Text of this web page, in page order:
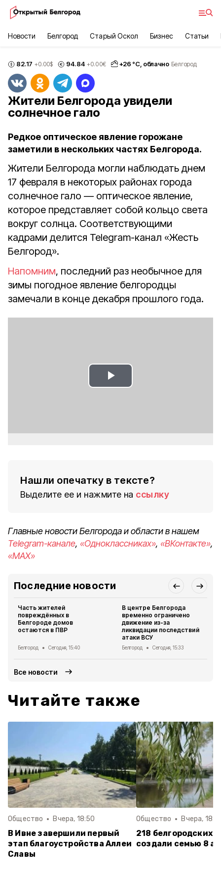
Новости Белгород Старый Оскол Бизнес Статьи
82.17 +0.00$ 94.84 +0.00€ +26 °С, облачно Белгород
Жители Белгорода увидели
солнечное гало
Редкое оптическое явление горожане
заметили в нескольких частях Белгорода.
Жители Белгорода могли наблюдать днем
17 февраля в некоторых районах города
солнечное гало — оптическое явление,
которое представляет собой кольцо света
вокруг солнца. Соответствующими
кадрами делится Telegram-канал «Жесть
Белгород».
Напомним, последний раз необычное для
зимы погодное явление белгородцы
замечали в конце декабря прошлого года.
Play
Нашли опечатку в тексте?
Выделите ее и нажмите на ссылку
Главные новости Белгорода и области в нашем
Telegram-канале, «Одноклассниках», «ВКонтакте»,
«MAX»
Последние новости
Часть жителей
повреждённых в
Белгороде домов
остаются в ПВР
Белгород Сегодня, 15:40
В центре Белгорода
временно ограничено
движение из-за
ликвидации последствий
атаки ВСУ
Белгород Сегодня, 15:33
Все новости
Читайте также
Общество Вчера, 18:50
В Ивне завершили первый
этап благоустройства Аллеи
Славы
Общество Вчера,
218 белгородских
создали семью 8